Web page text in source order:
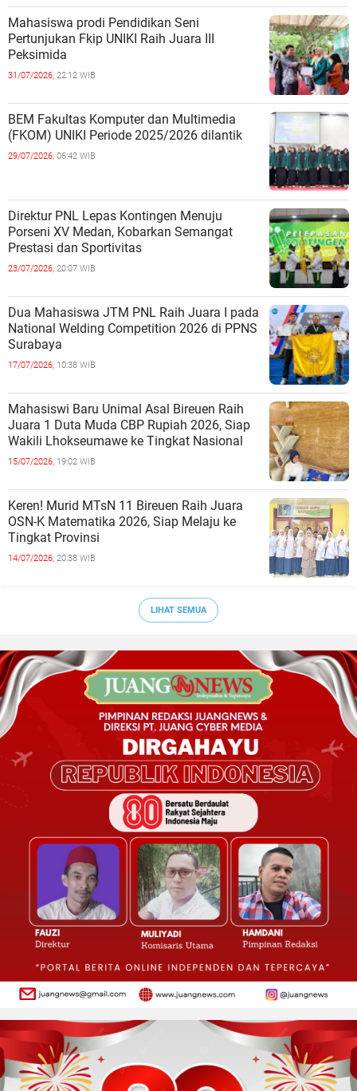
Mahasiswa prodi Pendidikan Seni
Pertunjukan Fkip UNIKI Raih Juara III
Peksimida
31/07/2026, 22:12 WIB
BEM Fakultas Komputer dan Multimedia
(FKOM) UNIKI Periode 2025/2026 dilantik
29/07/2026, 06:42 WIB
Direktur PNL Lepas Kontingen Menuju
Porseni XV Medan, Kobarkan Semangat
Prestasi dan Sportivitas
23/07/2026, 20:07 WIB
Dua Mahasiswa JTM PNL Raih Juara I pada
National Welding Competition 2026 di PPNS
Surabaya
17/07/2026, 10:38 WIB
Mahasiswi Baru Unimal Asal Bireuen Raih
Juara 1 Duta Muda CBP Rupiah 2026, Siap
Wakili Lhokseumawe ke Tingkat Nasional
15/07/2026, 19:02 WIB
Keren! Murid MTsN 11 Bireuen Raih Juara
OSN-K Matematika 2026, Siap Melaju ke
Tingkat Provinsi
14/07/2026, 20:38 WIB
LIHAT SEMUA